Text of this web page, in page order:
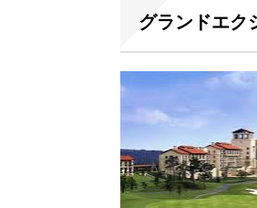
グランドエク